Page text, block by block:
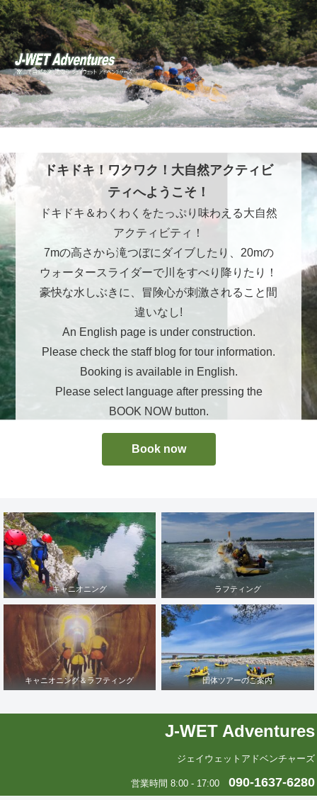
ドキドキ！ワクワク！大自然アクティビ
ティへようこそ！
ドキドキ＆わくわくをたっぷり味わえる大自然
アクティビティ！
7mの高さから滝つぼにダイブしたり、20mの
ウォータースライダーで川をすべり降りたり！
豪快な水しぶきに、冒険心が刺激されること間
違いなし!
An English page is under construction.
Please check the staff blog for tour information.
Booking is available in English.
Please select language after pressing the
BOOK NOW button.
Book now
キャニオニング ラフティング
キャニオニング＆ラフティング 団体ツアーのご案内
J-WET Adventures
ジェイウェットアドベンチャーズ
営業時間 8:00 - 17:00 090-1637-6280